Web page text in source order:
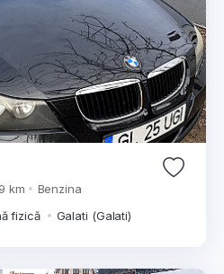
km
Benzina
fizică
Galati (Galati)